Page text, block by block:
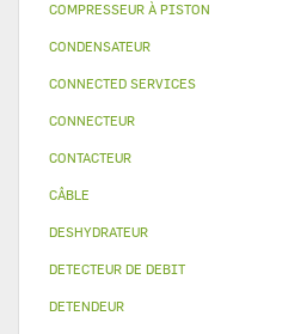
COMPRESSEUR À PISTON
CONDENSATEUR
CONNECTED SERVICES
CONNECTEUR
CONTACTEUR
CÂBLE
DESHYDRATEUR
DETECTEUR DE DEBIT
DETENDEUR